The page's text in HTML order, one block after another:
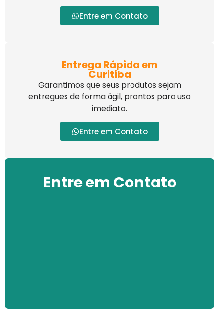
Entre em Contato
Entrega Rápida em
Curitiba
Garantimos que seus produtos sejam
entregues de forma ágil, prontos para uso
imediato.
Entre em Contato
Entre em Contato